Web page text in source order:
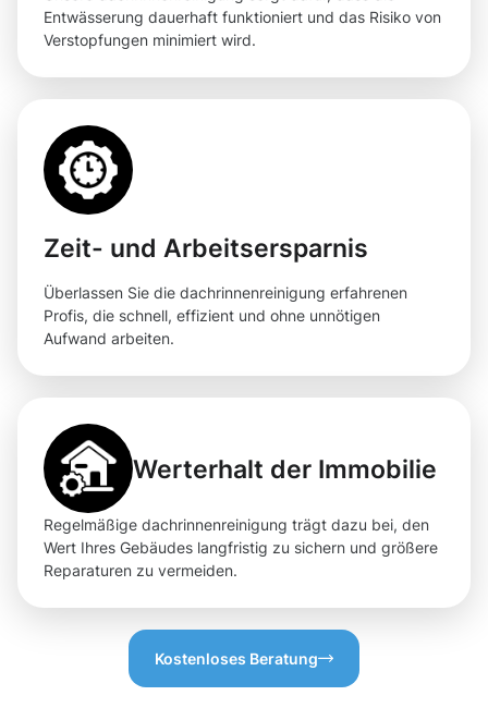
Entwässerung dauerhaft funktioniert und das Risiko von
Verstopfungen minimiert wird.
Zeit- und Arbeitsersparnis
Überlassen Sie die dachrinnenreinigung erfahrenen
Profis, die schnell, effizient und ohne unnötigen
Aufwand arbeiten.
Werterhalt der Immobilie
Regelmäßige dachrinnenreinigung trägt dazu bei, den
Wert Ihres Gebäudes langfristig zu sichern und größere
Reparaturen zu vermeiden.
Kostenloses Beratung